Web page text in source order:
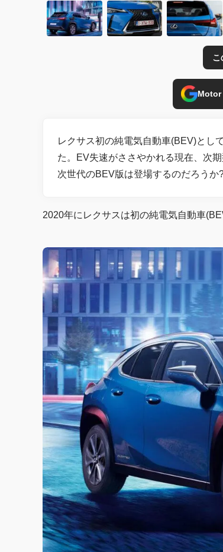
こ
Motor
レクサス初の純電気自動車(BEV)とし
た。EV失速がささやかれる現在、次
次世代のBEV版は登場するのだろうか
2020年にレクサスは初の純電気自動車